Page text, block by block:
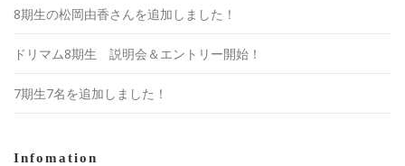
8期生の松岡由香さんを追加しました！
ドリマム8期生 説明会＆エントリー開始！
7期生7名を追加しました！
Infomation